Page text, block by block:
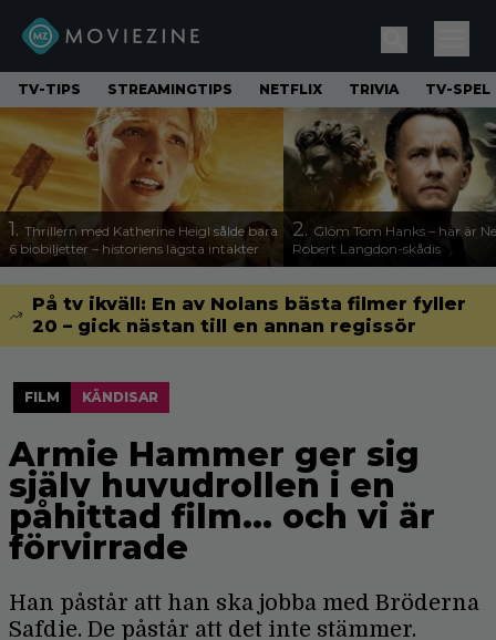
TV-TIPS STREAMINGTIPS NETFLIX TRIVIA TV-SPEL
1. Thrillern med Katherine Heigl sålde bara
6 biobiljetter – historiens lägsta intäkter
2. Glöm Tom Hanks – här är
Robert Langdon-skådis
På tv ikväll: En av Nolans bästa filmer fyller
20 – gick nästan till en annan regissör
FILM KÄNDISAR
Armie Hammer ger sig
själv huvudrollen i en
påhittad film… och vi är
förvirrade
Han påstår att han ska jobba med Bröderna
Safdie. De påstår att det inte stämmer.